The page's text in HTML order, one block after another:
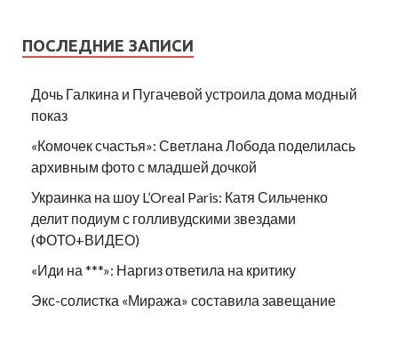
ПОСЛЕДНИЕ ЗАПИСИ
Дочь Галкина и Пугачевой устроила дома модный
показ
«Комочек счастья»: Светлана Лобода поделилась
архивным фото с младшей дочкой
Украинка на шоу L’Oreal Paris: Катя Сильченко
делит подиум с голливудскими звездами
(ФОТО+ВИДЕО)
«Иди на ***»: Наргиз ответила на критику
Экс-солистка «Миража» составила завещание